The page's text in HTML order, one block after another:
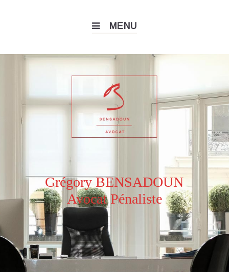
MENU
Grégory BENSADOUN
Avocat Pénaliste